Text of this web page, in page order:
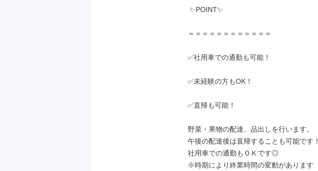
＝＝＝＝＝＝＝＝＝＝＝＝
✅社用車での通勤も可能！
✅未経験の方もOK！
✅直帰も可能！
野菜・果物の配達、品出しを行います。
午後の配達後は直帰することも可能です！
社用車での通勤もＯＫです◎
※時期により終業時間の変動があります